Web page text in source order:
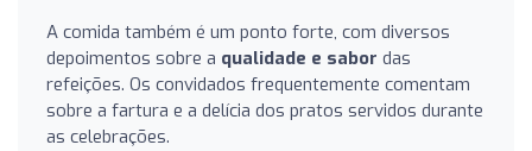
A comida também é um ponto forte, com diversos
depoimentos sobre a qualidade e sabor das
refeições. Os convidados frequentemente comentam
sobre a fartura e a delícia dos pratos servidos durante
as celebrações.